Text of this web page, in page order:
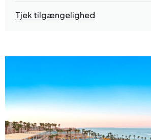
Tjek tilgængelighed